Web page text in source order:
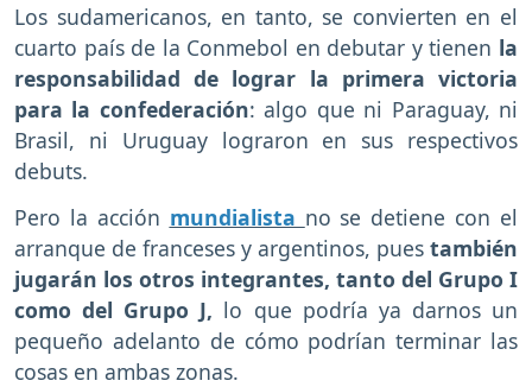
Los sudamericanos, en tanto, se convierten en el
cuarto país de la Conmebol en debutar y tienen la
responsabilidad de lograr la primera victoria
para la confederación: algo que ni Paraguay, ni
Brasil, ni Uruguay lograron en sus respectivos
debuts.
Pero la acción mundialista no se detiene con el
arranque de franceses y argentinos, pues también
jugarán los otros integrantes, tanto del Grupo I
como del Grupo J, lo que podría ya darnos un
pequeño adelanto de cómo podrían terminar las
cosas en ambas zonas.